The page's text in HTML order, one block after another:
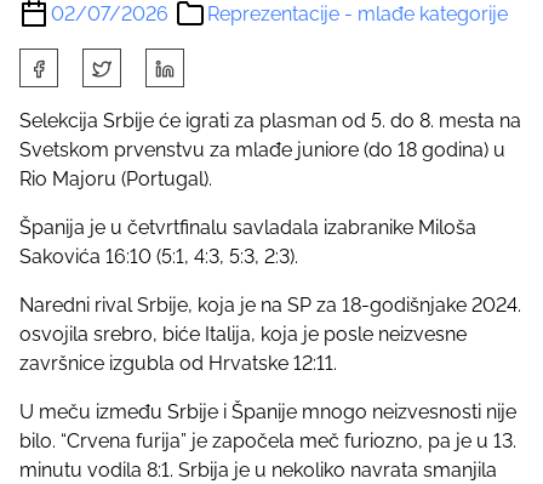
02/07/2026 Reprezentacije - mlađe kategorije
h
a
r
e
h
i
s
t
o
n
Selekcija Srbije će igrati za plasman od 5. do 8. mesta na
Svetskom prvenstvu za mlađe juniore (do 18 godina) u
Rio Majoru (Portugal).
Španija je u četvrtfinalu savladala izabranike Miloša
Sakovića 16:10 (5:1, 4:3, 5:3, 2:3).
Naredni rival Srbije, koja je na SP za 18-godišnjake 2024.
osvojila srebro, biće Italija, koja je posle neizvesne
završnice izgubla od Hrvatske 12:11.
U meču između Srbije i Španije mnogo neizvesnosti nije
bilo. “Crvena furija” je započela meč furiozno, pa je u 13.
minutu vodila 8:1. Srbija je u nekoliko navrata smanjila